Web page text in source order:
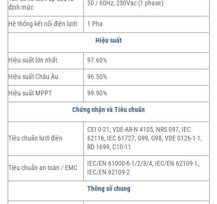
định mức
50 / 60Hz; 230Vac (1 phase)
Hệ thống kết nối điện lưới
1 Pha
Hiệu suất
Hiệu suất lớn nhất
97.60%
Hiệu suất Châu Âu
96.50%
Hiệu suất MPPT
99.90%
Chứng nhận và Tiêu chuẩn
Tiêu chuẩn lưới điện
CEI 0-21, VDE-AR-N 4105, NRS 097, IEC
62116, IEC 61727, G99, G98, VDE 0126-1-1,
RD 1699, C10-11
Tiêu chuẩn an toàn / EMC
IEC/EN 61000-6-1/2/3/4, IEC/EN 62109-1,
IEC/EN 62109-2
Thông số chung